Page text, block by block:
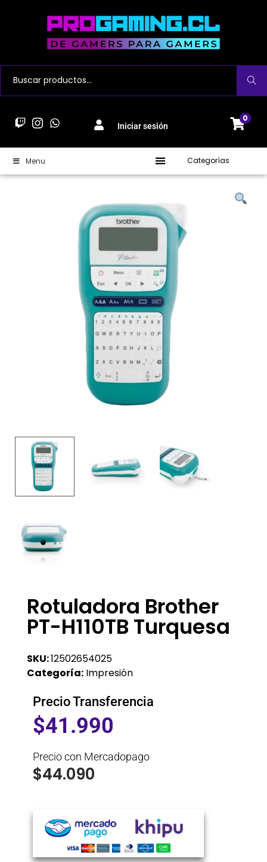
Buscar
Iniciar sesión
0
Menu Categorías
Rotuladora Brother
PT-H110TB Turquesa
SKU:12502654025
Categoría: Impresión
Precio Transferencia
$41.990
Precio con Mercadopago
$44.090